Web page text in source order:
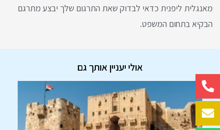
מאנגלית ליפנית כדאי לבדוק שאת התרגום שלך יבצע מתרגם
הבקיא בתחום המשפט.
אולי יעניין אותך גם